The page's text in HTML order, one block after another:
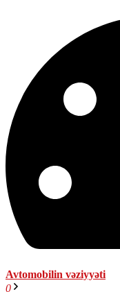
Avtomobilin vəziyyəti
0